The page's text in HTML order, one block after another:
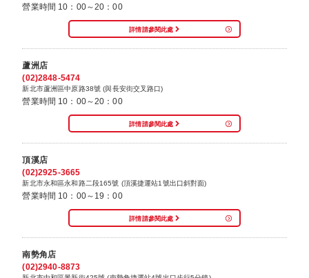
營業時間 10：00～20：00
詳情請參閱此處
蘆洲店
(02)2848-5474
新北市蘆洲區中原路38號 (與長安街交叉路口)
營業時間 10：00～20：00
詳情請參閱此處
頂溪店
(02)2925-3665
新北市永和區永和路二段165號 (頂溪捷運站1號出口斜對面)
營業時間 10：00～19：00
詳情請參閱此處
南勢角店
(02)2940-8873